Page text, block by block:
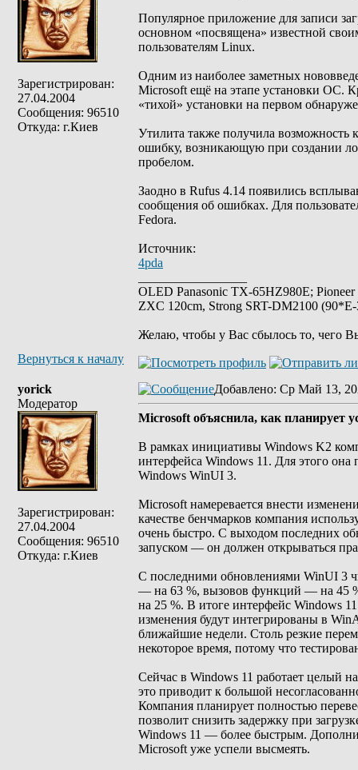
Зарегистрирован:
27.04.2004
Сообщения: 96510
Откуда: г.Киев
Популярное приложение для записи
основном «посвящена» известной
пользователям Linux.
Одним из наиболее заметных
Microsoft ещё на этапе установки ОС.
«тихой» установки на первом
Утилита также получила возможность
ошибку, возникающую при создании
пробелом.
Заодно в Rufus 4.14 появились
сообщения об ошибках. Для
Fedora.
Источник:
4pda
OLED Panasonic TX-65HZ980E;
ZXC 120cm, Strong SRT-DM2100
Желаю, чтобы у Вас сбылось то, чего
Вернуться к началу
yorick
Модератор
Зарегистрирован:
27.04.2004
Сообщения: 96510
Откуда: г.Киев
Добавлено: Ср Май 13,
Microsoft объяснила, как планирует
В рамках инициативы Windows K2
интерфейса Windows 11. Для этого она
Windows WinUI 3.
Microsoft намеревается внести
качестве бенчмарков компания
очень быстро. С выходом последних
запуском — он должен открываться
С последними обновлениями WinUI 3
— на 63 %, вызовов функций — на 45
на 25 %. В итоге интерфейс Windows
изменения будут интегрированы в
ближайшие недели. Столь резкие
некоторое время, потому что
Сейчас в Windows 11 работает целый
это приводит к большой
Компания планирует полностью
позволит снизить задержку при
Windows 11 — более быстрым.
Microsoft уже успели высмеять.